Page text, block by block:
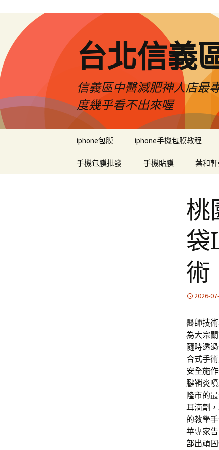
台北信義
信義區中醫減肥神人店最
度幾乎看不出來喔
iphone包膜 iphone手機包膜教程
手機包膜批發 手機貼膜 葉和
桃
袋
術
2026-
醫師技
為大宗
隨時透
合式手
安全施
腱鞘炎
隆市的
耳滴劑
的教學
華專家
部出頑